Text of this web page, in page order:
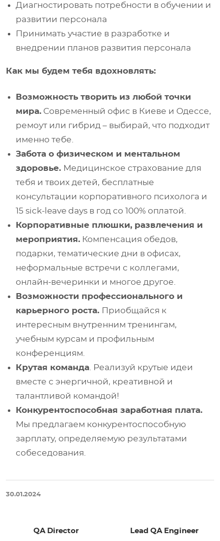
Диагностировать потребности в обучении и
развитии персонала
Принимать участие в разработке и
внедрении планов развития персонала
Как мы будем тебя вдохновлять:
Возможность творить из любой точки
мира. Современный офис в Киеве и Одессе,
ремоут или гибрид – выбирай, что подходит
именно тебе.
Забота о физическом и ментальном
здоровье. Медицинское страхование для
тебя и твоих детей, бесплатные
консультации корпоративного психолога и
15 sick-leave days в год со 100% оплатой.
Корпоративные плюшки, развлечения и
мероприятия. Компенсация обедов,
подарки, тематические дни в офисах,
неформальные встречи с коллегами,
онлайн-вечеринки и многое другое.
Возможности профессионального и
карьерного роста. Приобщайся к
интересным внутренним тренингам,
учебным курсам и профильным
конференциям.
Крутая команда . Реализуй крутые идеи
вместе с энергичной, креативной и
талантливой командой!
Конкурентоспособная заработная плата.
Мы предлагаем конкурентоспособную
зарплату, определяемую результатами
собеседования.
30.01.2024
QA Director Lead QA Engineer